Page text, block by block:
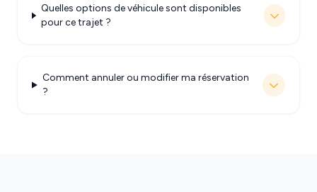
Quelles options de véhicule sont disponibles
pour ce trajet ?
Comment annuler ou modifier ma réservation
?